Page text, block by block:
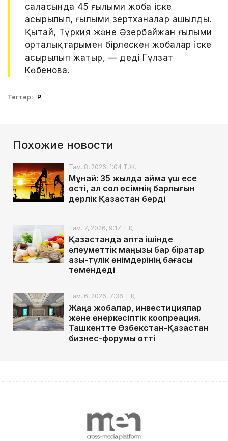
саласында 45 ғылыми жоба іске
асырылып, ғылыми зертханалар ашылды.
Қытай, Түркия және Әзербайжан ғылыми
орталықтарымен бірлескен жобалар іске
асырылып жатыр, — деді Гүлзат
Көбенова.
Тегтер: ҚР
Похожие новости
Там. 8, 2026, 1:04 Т.Ж.
Мұнай: 35 жылда аймақ үш есе
өсті, ал сол өсімнің барлығын
дерлік Қазақстан берді
Там. 7, 2026, 9:17 Т.Қ.
Қазақстанда апта ішінде
әлеуметтік маңызы бар бірқатар
азық-түлік өнімдерінің бағасы
төмендеді
Там. 6, 2026, 7:36 Т.Қ.
Жаңа жобалар, инвестициялар
және өнеркәсіптік коопреация.
Ташкентте Өзбекстан-Қазақстан
бизнес-форумы өтті